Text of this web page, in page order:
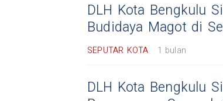
DLH Kota Bengkulu
Budidaya Magot di
SEPUTAR KOTA 1 bulan
DLH Kota Bengkulu